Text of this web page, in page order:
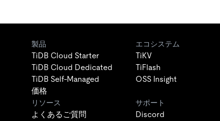
製品
TiDB Cloud Starter
TiDB Cloud Dedicated
TiDB Self-Managed
価格
エコシステム
TiKV
TiFlash
OSS Insight
リソース
よくあるご質問
サポート
Discord